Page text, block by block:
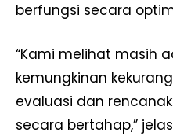
berfungsi secara
“Kami melihat masih
kemungkinan
evaluasi dan
secara bertahap,”